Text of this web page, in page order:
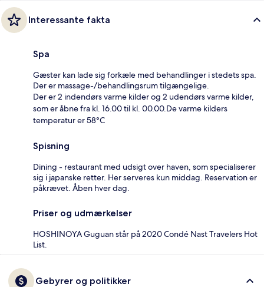
Interessante fakta
Spa
Gæster kan lade sig forkæle med behandlinger i stedets spa.
Der er massage-/behandlingsrum tilgængelige.
Der er 2 indendørs varme kilder og 2 udendørs varme kilder,
som er åbne fra kl. 16.00 til kl. 00.00.De varme kilders
temperatur er 58°C
Spisning
Dining - restaurant med udsigt over haven, som specialiserer
sig i japanske retter. Her serveres kun middag. Reservation er
påkrævet. Åben hver dag.
Priser og udmærkelser
HOSHINOYA Guguan står på 2020 Condé Nast Travelers Hot
List.
Gebyrer og politikker